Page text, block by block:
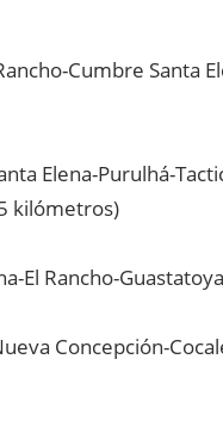
Cumbre Santa
Elena-Purulhá-
kilómetros)
El Rancho-
Concepción-